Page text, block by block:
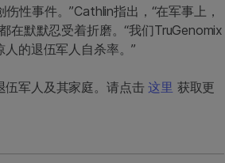
性事件。”Cathlin指出，“在军事上，
在默默忍受着折磨。“我们TruGenomix
的退伍军人自杀率。”
伍军人及其家庭。请点击这里 获取更